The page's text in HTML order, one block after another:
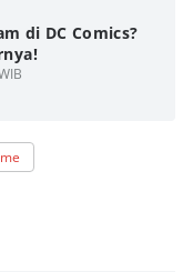
di DC Comics?